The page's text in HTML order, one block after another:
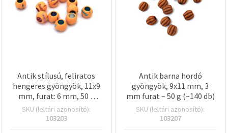
Antik stílusú, feliratos
hengeres gyöngyök, 11x9
mm, furat: 6 mm, 50 g
(±80 db)
SKU (leltári azonosító):
103203
Antik barna hordó
gyöngyök, 9x11 mm, 3
mm furat – 50 g (~140 db)
SKU (leltári azonosító):
103207